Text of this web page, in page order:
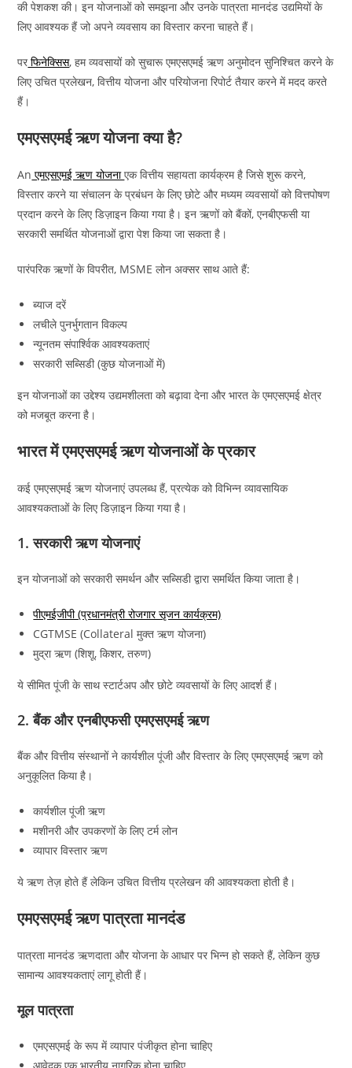
की पेशकश की। इन योजनाओं को समझना और उनके पात्रता मानदंड उद्यमियों के
लिए आवश्यक हैं जो अपने व्यवसाय का विस्तार करना चाहते हैं।
परफिनेक्सिस, हम व्यवसायों को सुचारू एमएसएमई ऋण अनुमोदन सुनिश्चित करने के
लिए उचित प्रलेखन, वित्तीय योजना और परियोजना रिपोर्ट तैयार करने में मदद करते
हैं।
एमएसएमई ऋण योजना क्या है?
An एमएसएमई ऋण योजनाएक वित्तीय सहायता कार्यक्रम है जिसे शुरू करने,
विस्तार करने या संचालन के प्रबंधन के लिए छोटे और मध्यम व्यवसायों को वित्तपोषण
प्रदान करने के लिए डिज़ाइन किया गया है। इन ऋणों को बैंकों, एनबीएफसी या
सरकारी समर्थित योजनाओं द्वारा पेश किया जा सकता है।
पारंपरिक ऋणों के विपरीत, MSME लोन अक्सर साथ आते हैं:
ब्याज दरें
लचीले पुनर्भुगतान विकल्प
न्यूनतम संपार्श्विक आवश्यकताएं
सरकारी सब्सिडी (कुछ योजनाओं में)
इन योजनाओं का उद्देश्य उद्यमशीलता को बढ़ावा देना और भारत के एमएसएमई क्षेत्र
को मजबूत करना है।
भारत में एमएसएमई ऋण योजनाओं के प्रकार
कई एमएसएमई ऋण योजनाएं उपलब्ध हैं, प्रत्येक को विभिन्न व्यावसायिक
आवश्यकताओं के लिए डिज़ाइन किया गया है।
1. सरकारी ऋण योजनाएं
इन योजनाओं को सरकारी समर्थन और सब्सिडी द्वारा समर्थित किया जाता है।
पीएमईजीपी (प्रधानमंत्री रोजगार सृजन कार्यक्रम)
CGTMSE (Collateral मुक्त ऋण योजना)
मुद्रा ऋण (शिशू, किशर, तरुण)
ये सीमित पूंजी के साथ स्टार्टअप और छोटे व्यवसायों के लिए आदर्श हैं।
2. बैंक और एनबीएफसी एमएसएमई ऋण
बैंक और वित्तीय संस्थानों ने कार्यशील पूंजी और विस्तार के लिए एमएसएमई ऋण को
अनुकूलित किया है।
कार्यशील पूंजी ऋण
मशीनरी और उपकरणों के लिए टर्म लोन
व्यापार विस्तार ऋण
ये ऋण तेज़ होते हैं लेकिन उचित वित्तीय प्रलेखन की आवश्यकता होती है।
एमएसएमई ऋण पात्रता मानदंड
पात्रता मानदंड ऋणदाता और योजना के आधार पर भिन्न हो सकते हैं, लेकिन कुछ
सामान्य आवश्यकताएं लागू होती हैं।
मूल पात्रता
एमएसएमई के रूप में व्यापार पंजीकृत होना चाहिए